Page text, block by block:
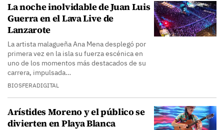
La noche inolvidable de Juan Luis
Guerra en el Lava Live de
Lanzarote
La artista malagueña Ana Mena desplegó por
primera vez en la isla su fuerza escénica en
uno de los momentos más destacados de su
carrera, impulsada…
BIOSFERADIGITAL
Arístides Moreno y el público se
divierten en Playa Blanca